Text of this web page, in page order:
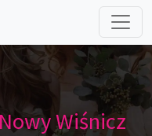
Wiśnicz